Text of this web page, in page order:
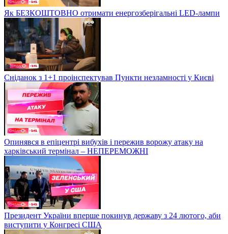
Як БЕЗКОШТОВНО отримати енергозберігальні LED-лампи
Сніданок з 1+1 проінспектував Пункти незламності у Києві
Опинявся в епіцентрі вибухів і пережив ворожу атаку на
харківський термінал – НЕПЕРЕМОЖНІ
Президент України вперше покинув державу з 24 лютого, аби
виступити у Конгресі США